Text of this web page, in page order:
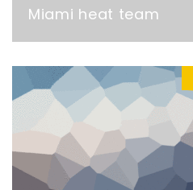
Miami heat team